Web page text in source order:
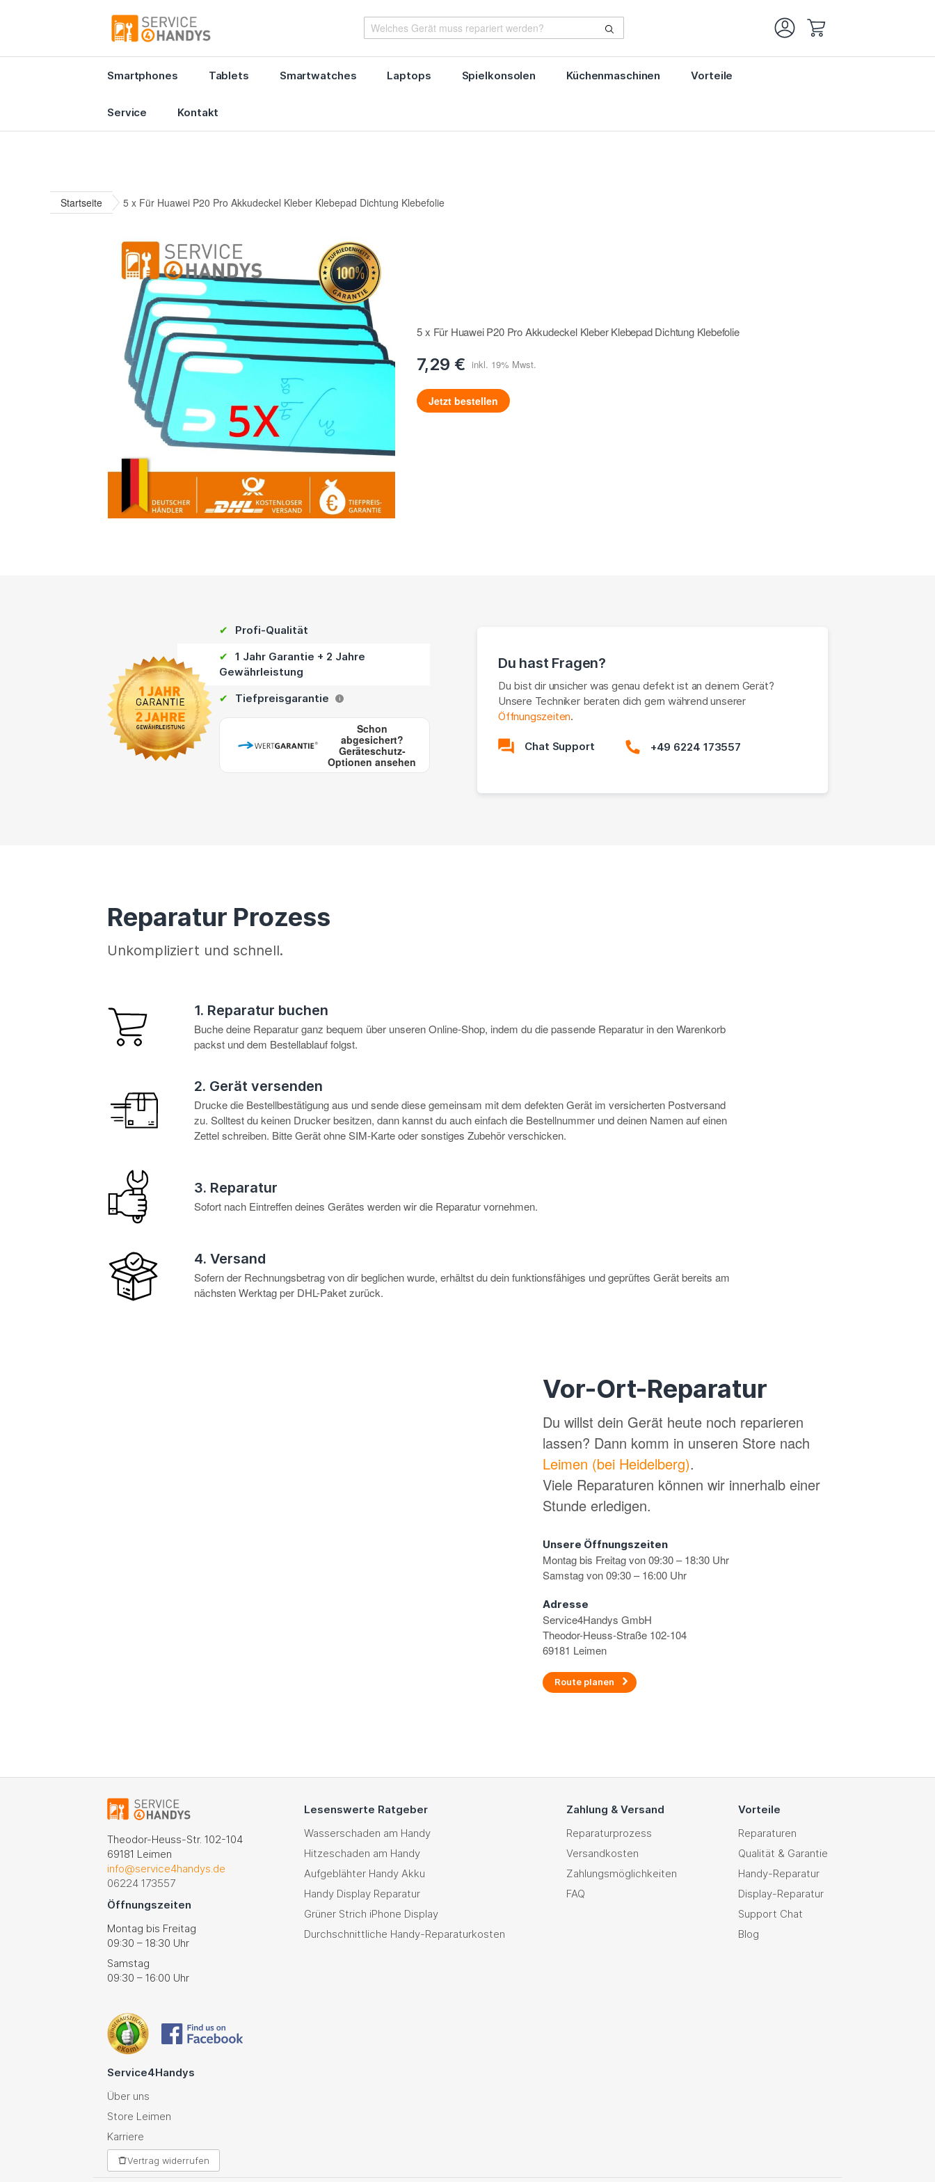
Smartphones Tablets Smartwatches Laptops Spielkonsolen Küchenmaschinen Vorteile
Service Kontakt
Startseite 5 x Für Huawei P20 Pro Akkudeckel Kleber Klebepad Dichtung Klebefolie
5 x Für Huawei P20 Pro Akkudeckel Kleber Klebepad Dichtung Klebefolie
7,29 €
Jetzt bestellen
✔ Profi-Qualität
✔
1 Jahr Garantie + 2 Jahre
Gewährleistung
✔ Tiefpreisgarantie i
Schon
abgesichert?
Geräteschutz-
Optionen ansehen
Du hast Fragen?
Du bist dir unsicher was genau defekt ist an deinem Gerät?
Unsere Techniker beraten dich gern während unserer
Öffnungszeiten.
Chat Support +49 6224 173557
Reparatur Prozess
Unkompliziert und schnell.
1. Reparatur buchen
Buche deine Reparatur ganz bequem über unseren Online-Shop, indem du die passende Reparatur in den Warenkorb
packst und dem Bestellablauf folgst.
2. Gerät versenden
Drucke die Bestellbestätigung aus und sende diese gemeinsam mit dem defekten Gerät im versicherten Postversand
zu. Solltest du keinen Drucker besitzen, dann kannst du auch einfach die Bestellnummer und deinen Namen auf einen
Zettel schreiben. Bitte Gerät ohne SIM-Karte oder sonstiges Zubehör verschicken.
3. Reparatur
Sofort nach Eintreffen deines Gerätes werden wir die Reparatur vornehmen.
4. Versand
Sofern der Rechnungsbetrag von dir beglichen wurde, erhältst du dein funktionsfähiges und geprüftes Gerät bereits am
nächsten Werktag per DHL-Paket zurück.
Vor-Ort-Reparatur
Du willst dein Gerät heute noch reparieren
lassen? Dann komm in unseren Store nach
Leimen (bei Heidelberg).
Viele Reparaturen können wir innerhalb einer
Stunde erledigen.
Unsere Öffnungszeiten
Montag bis Freitag von 09:30 – 18:30 Uhr
Samstag von 09:30 – 16:00 Uhr
Adresse
Service4Handys GmbH
Theodor-Heuss-Straße 102-104
69181 Leimen
Route planen
Theodor-Heuss-Str. 102-104
69181 Leimen
info@service4handys.de
06224 173557
Öffnungszeiten
Montag bis Freitag
09:30 – 18:30 Uhr
Samstag
09:30 – 16:00 Uhr
Lesenswerte Ratgeber
Wasserschaden am Handy
Hitzeschaden am Handy
Aufgeblähter Handy Akku
Handy Display Reparatur
Grüner Strich iPhone Display
Durchschnittliche Handy-Reparaturkosten
Zahlung & Versand
Reparaturprozess
Versandkosten
Zahlungsmöglichkeiten
FAQ
Vorteile
Reparaturen
Qualität & Garantie
Handy-Reparatur
Display-Reparatur
Support Chat
Blog
Service4Handys
Über uns
Store Leimen
Karriere
Vertrag widerrufen